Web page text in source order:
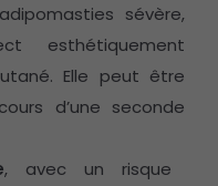
sévère,
esthétiquement
Elle peut être
d’une seconde
, avec un risque